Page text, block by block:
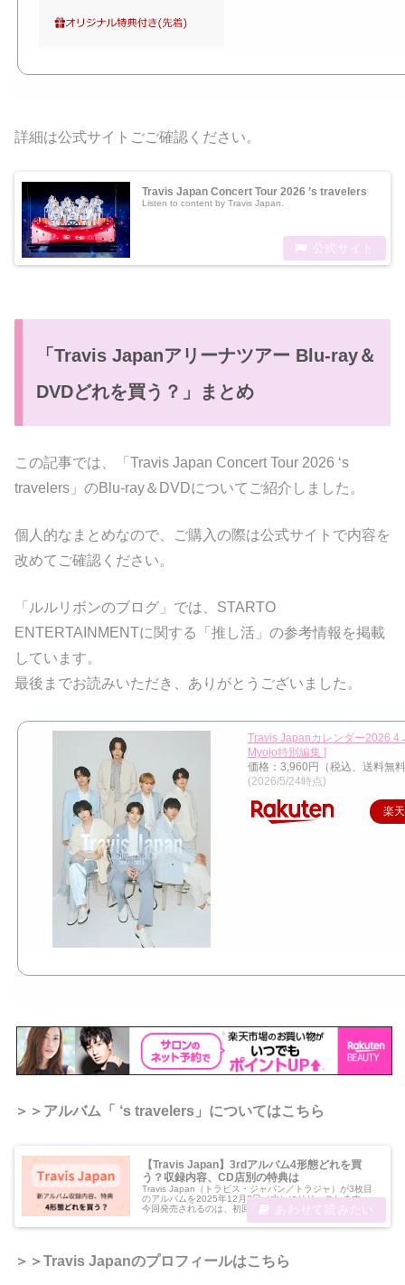
詳細は公式サイトごご確認ください。
Travis Japan Concert Tour 2026 ’s travelers
Listen to content by Travis Japan.
「Travis Japanアリーナツアー Blu-ray＆
DVDどれを買う？」まとめ
この記事では、「Travis Japan Concert Tour 2026 ‘s
travelers」のBlu-ray＆DVDについてご紹介しました。
個人的なまとめなので、ご購入の際は公式サイトで内容を
改めてご確認ください。
「ルルリボンのブログ」では、STARTO
ENTERTAINMENTに関する「推し活」の参考情報を掲載
しています。
最後までお読みいただき、ありがとうございました。
Travis Japanカレンダー
Myojo特別編集 ]
価格：3,960円（税込、送料無
(2026/5/24時点)
楽
＞＞アルバム「 ‘s travelers」についてはこちら
【Travis Japan】3rdアルバム4形態どれを買
う？収録内容、CD店別の特典は
Travis Japan（トラビス・ジャパン／トラジャ）が3枚目
のアルバムを2025年12月3日（水）にリリースします。
今回発売されるのは、初回T盤、初回J盤、通常盤、ファ
ごとに異なる9...
＞＞Travis Japanのプロフィールはこちら